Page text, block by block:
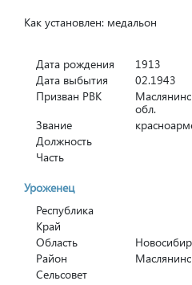
Как установлен: медальон
Дата рождения
1913
Дата выбытия
02.1943
Призван РВК
обл.
Звание
Должность
Часть
Уроженец
Республика
Край
Область
Район
Сельсовет